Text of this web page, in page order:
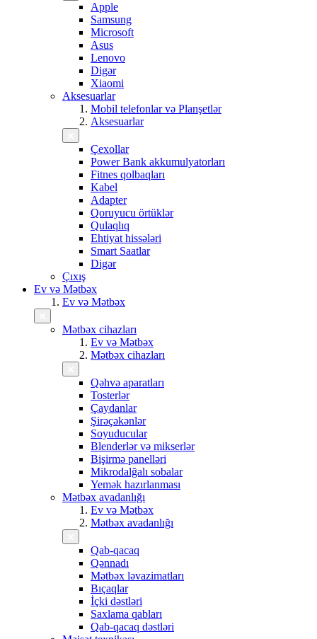
Apple
Samsung
Microsoft
Asus
Lenovo
Digər
Xiaomi
Aksesuarlar
Mobil telefonlar və Planşetlər
Aksesuarlar
Çexollar
Power Bank akkumulyatorları
Fitnes qolbaqları
Kabel
Adapter
Qoruyucu örtüklər
Qulaqlıq
Ehtiyat hissələri
Smart Saatlar
Digər
Çıxış
Ev və Mətbəx
Ev və Mətbəx
Mətbəx cihazları
Ev və Mətbəx
Mətbəx cihazları
Qəhvə aparatları
Tosterlər
Çaydanlar
Şirəçəkənlər
Soyuducular
Blenderlər və mikserlər
Bişirmə panelləri
Mikrodalğalı sobalar
Yemək hazırlanması
Mətbəx avadanlığı
Ev və Mətbəx
Mətbəx avadanlığı
Qab-qacaq
Qənnadı
Mətbəx ləvazimatları
Bıçaqlar
İçki dəstləri
Saxlama qabları
Qab-qacaq dəstləri